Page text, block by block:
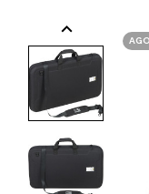
keyboard_arrow_left